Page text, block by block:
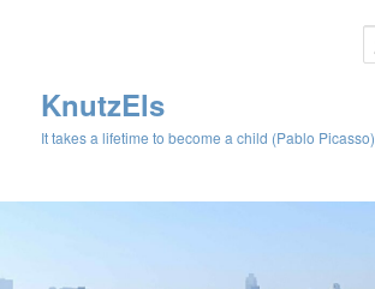
KnutzEls
It takes a lifetime to become a child (Pablo Picasso)